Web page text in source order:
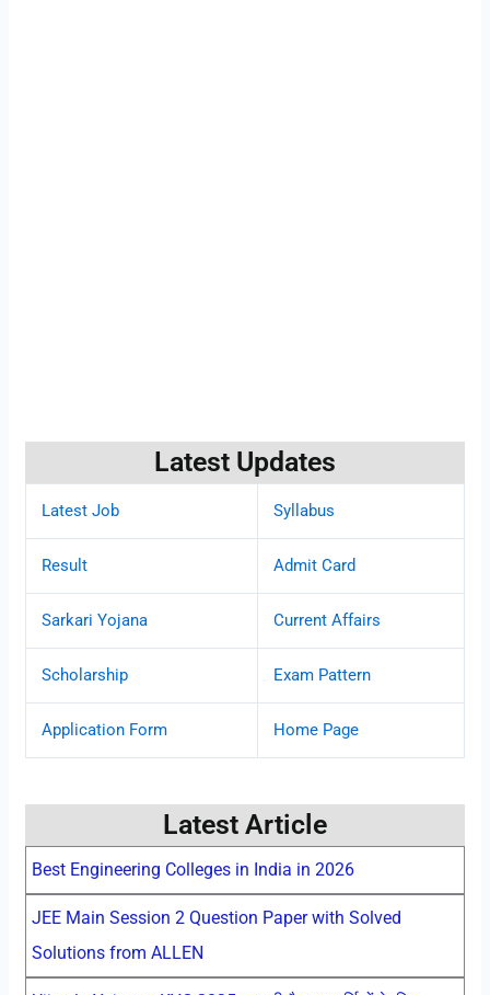
Latest Updates
Latest Job Syllabus
Result Admit Card
Sarkari Yojana Current Affairs
Scholarship Exam Pattern
Application Form Home Page
Latest Article
Best Engineering Colleges in India in 2026
JEE Main Session 2 Question Paper with Solved
Solutions from ALLEN